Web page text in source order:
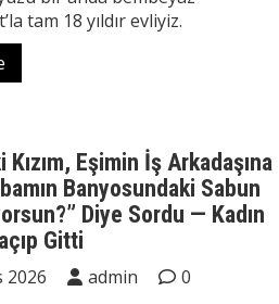
tam 18 yıldır evliyiz.
Kızım, Eşimin İş Arkadaşına
Banyosundaki Sabun
Diye Sordu — Kadın
Gitti
2026 admin
0